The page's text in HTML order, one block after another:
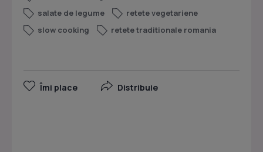
salate de legume
retete vegetariene
slow cooking
retete traditionale romania
Îmi place Distribuie